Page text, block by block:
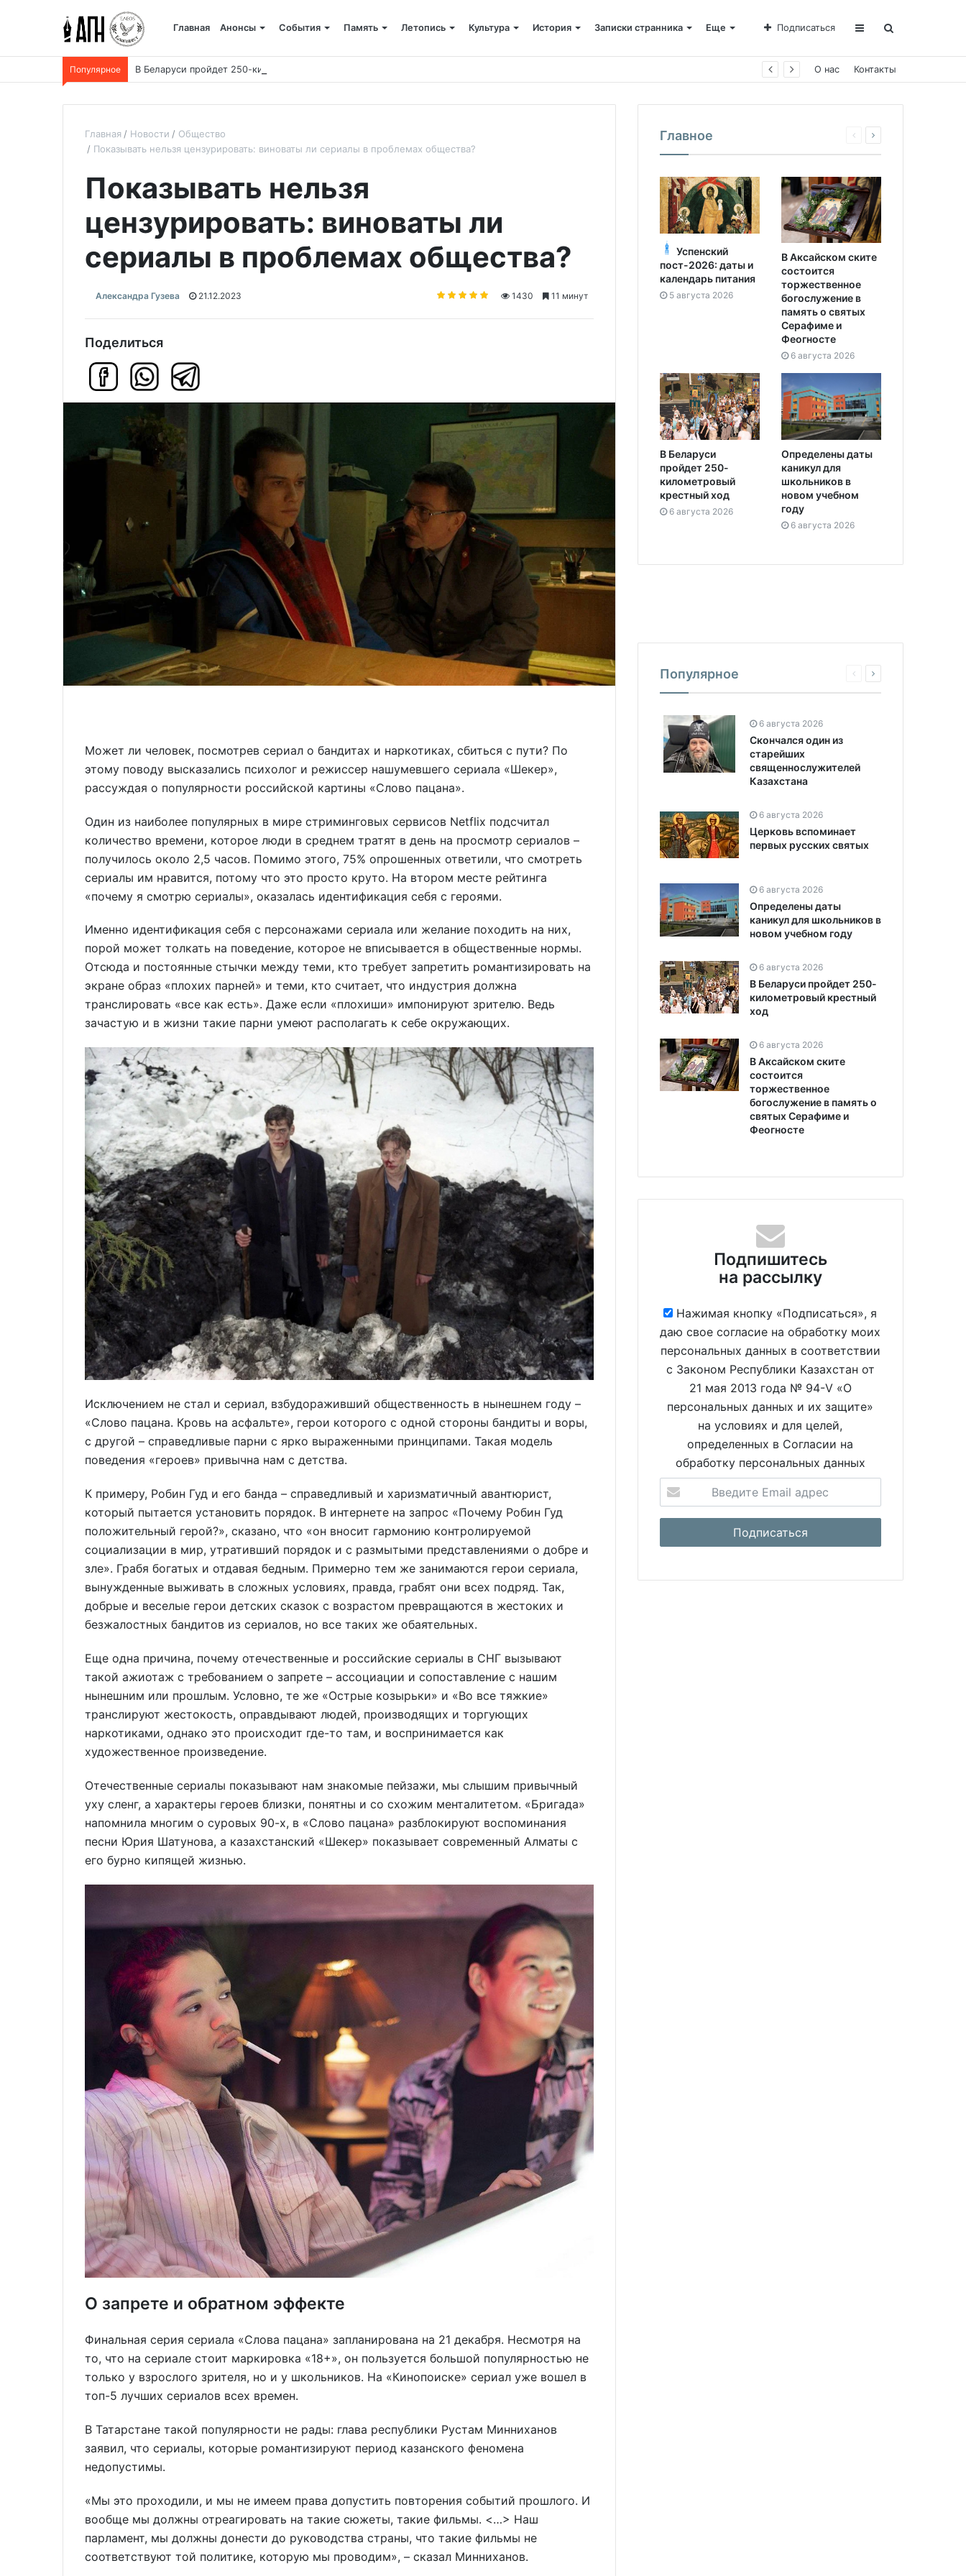
Главная Анонсы События Память Летопись Культура История Записки странника Еще Подписаться
Популярное В Беларуси пройдет 250-километровый крестный ход О нас Контакты
Главная Новости
Общество
Показывать нельзя цензурировать: виноваты ли сериалы в проблемах общества?
Показывать нельзя
цензурировать: виноваты ли
сериалы в проблемах общества?
Александра Гузева 21.12.2023 1430 11 минут
Поделиться
Может ли человек, посмотрев сериал о бандитах и наркотиках, сбиться с пути? По
этому поводу высказались психолог и режиссер нашумевшего сериала «Шекер»,
рассуждая о популярности российской картины «Слово пацана».
Один из наиболее популярных в мире стриминговых сервисов Netflix подсчитал
количество времени, которое люди в среднем тратят в день на просмотр сериалов –
получилось около 2,5 часов. Помимо этого, 75% опрошенных ответили, что смотреть
сериалы им нравится, потому что это просто круто. На втором месте рейтинга
«почему я смотрю сериалы», оказалась идентификация себя с героями.
Именно идентификация себя с персонажами сериала или желание походить на них,
порой может толкать на поведение, которое не вписывается в общественные нормы.
Отсюда и постоянные стычки между теми, кто требует запретить романтизировать на
экране образ «плохих парней» и теми, кто считает, что индустрия должна
транслировать «все как есть». Даже если «плохиши» импонируют зрителю. Ведь
зачастую и в жизни такие парни умеют располагать к себе окружающих.
Исключением не стал и сериал, взбудораживший общественность в нынешнем году –
«Слово пацана. Кровь на асфальте», герои которого с одной стороны бандиты и воры,
с другой – справедливые парни с ярко выраженными принципами. Такая модель
поведения «героев» привычна нам с детства.
К примеру, Робин Гуд и его банда – справедливый и харизматичный авантюрист,
который пытается установить порядок. В интернете на запрос «Почему Робин Гуд
положительный герой?», сказано, что «он вносит гармонию контролируемой
социализации в мир, утративший порядок и с размытыми представлениями о добре и
зле». Грабя богатых и отдавая бедным. Примерно тем же занимаются герои сериала,
вынужденные выживать в сложных условиях, правда, грабят они всех подряд. Так,
добрые и веселые герои детских сказок с возрастом превращаются в жестоких и
безжалостных бандитов из сериалов, но все таких же обаятельных.
Еще одна причина, почему отечественные и российские сериалы в СНГ вызывают
такой ажиотаж с требованием о запрете – ассоциации и сопоставление с нашим
нынешним или прошлым. Условно, те же «Острые козырьки» и «Во все тяжкие»
транслируют жестокость, оправдывают людей, производящих и торгующих
наркотиками, однако это происходит где-то там, и воспринимается как
художественное произведение.
Отечественные сериалы показывают нам знакомые пейзажи, мы слышим привычный
уху сленг, а характеры героев близки, понятны и со схожим менталитетом. «Бригада»
напомнила многим о суровых 90-х, в «Слово пацана» разблокируют воспоминания
песни Юрия Шатунова, а казахстанский «Шекер» показывает современный Алматы с
его бурно кипящей жизнью.
О запрете и обратном эффекте
Финальная серия сериала «Слова пацана» запланирована на 21 декабря. Несмотря на
то, что на сериале стоит маркировка «18+», он пользуется большой популярностью не
только у взрослого зрителя, но и у школьников. На «Кинопоиске» сериал уже вошел в
топ-5 лучших сериалов всех времен.
В Татарстане такой популярности не рады: глава республики Рустам Минниханов
заявил, что сериалы, которые романтизируют период казанского феномена
недопустимы.
«Мы это проходили, и мы не имеем права допустить повторения событий прошлого. И
вообще мы должны отреагировать на такие сюжеты, такие фильмы. <…> Наш
парламент, мы должны донести до руководства страны, что такие фильмы не
соответствуют той политике, которую мы проводим», – сказал Минниханов.
Главное
Успенский
пост-2026: даты и
календарь питания
5 августа 2026
В Аксайском ските
состоится
торжественное
богослужение в
память о святых
Серафиме и
Феогносте
6 августа 2026
В Беларуси
пройдет 250-
километровый
крестный ход
6 августа 2026
Определены даты
каникул для
школьников в
новом учебном
году
6 августа 2026
Популярное
6 августа 2026
Скончался один из
старейших
священнослужителей
Казахстана
6 августа 2026
Церковь вспоминает
первых русских святых
6 августа 2026
Определены даты
каникул для школьников в
новом учебном году
6 августа 2026
В Беларуси пройдет 250-
километровый крестный
ход
6 августа 2026
В Аксайском ските
состоится
торжественное
богослужение в память о
святых Серафиме и
Феогносте
Подпишитесь
на рассылку
Нажимая кнопку «Подписаться», я
даю свое согласие на обработку моих
персональных данных в соответствии
с Законом Республики Казахстан от
21 мая 2013 года № 94-V «О
персональных данных и их защите»
на условиях и для целей,
определенных в Согласии на
обработку персональных данных